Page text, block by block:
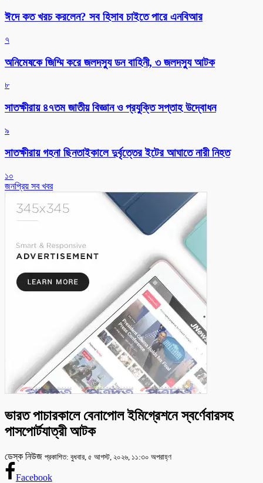
ঈদে কত খরচ করলেন? সব হিসাব চাইতে পারে এনবিআর
৭
অনিমেষকে জিম্মি করে জলদস্যু ডন বাহিনী, ৩ জলদস্যু আটক
৮
সাতক্ষীরায় ৪৭তম জাতীয় বিজ্ঞান ও প্রযুক্তি সপ্তাহ উদ্বোধন
৯
সাতক্ষীরায় গহনা ছিনতাইকালে দুর্বৃত্তের ইটের আঘাতে নারী নিহত
১০
জনপ্রিয় সব খবর
ভারত পাচারকালে বেনাপোল ইমিগ্রেশনে স্বর্ণেবারসহ
পাসপোর্টযাত্রী আটক
ডেস্ক নিউজ প্রকাশিত: বুধবার, ৫ আগস্ট, ২০২৬, ১১:৩০ অপরাহ্ণ
Facebook